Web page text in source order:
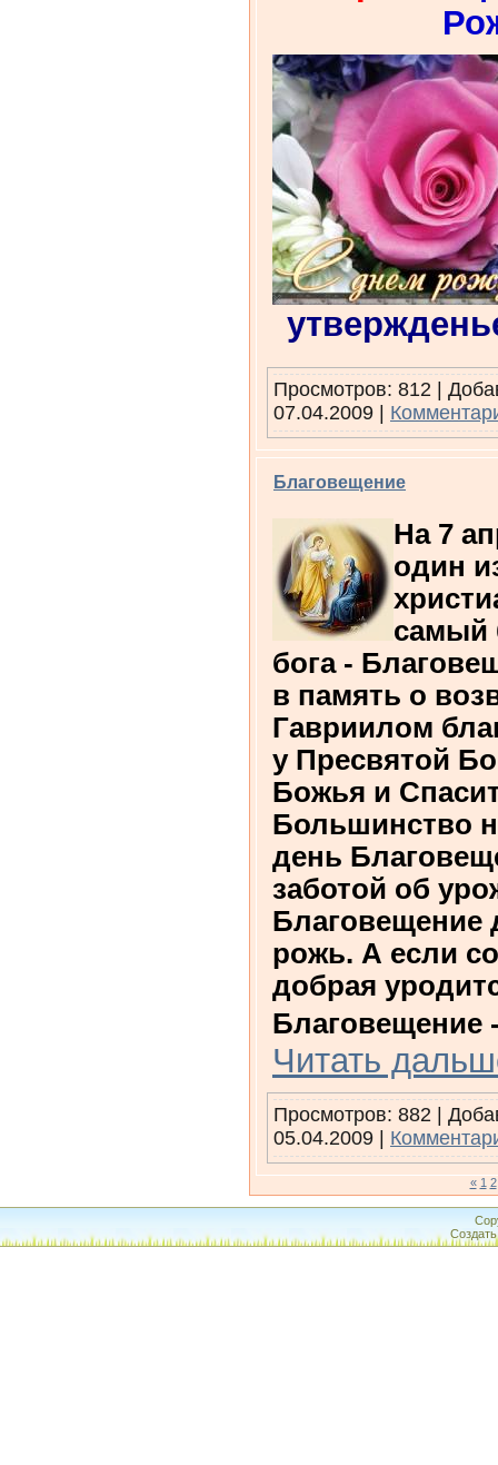
Просмотров: 812 |
07.04.2009
Благовещение
На 7
один
самый
бога -
в память о
Гавриилом
у Пресвятой
Божья и
Большинство
день
заботой об
Благовещение
рожь. А если
добрая
Благовещение
Читать
Просмотров: 882 |
05.04.2009
« 1 2